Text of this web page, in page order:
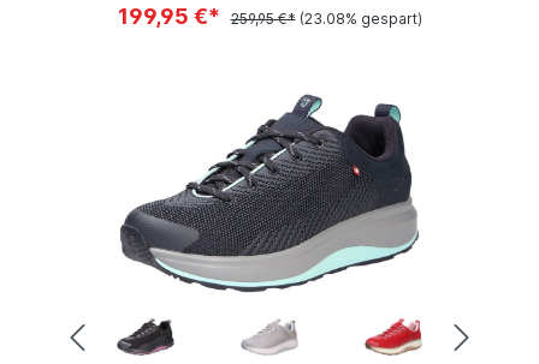
199,95 €* 259,95 €* (23.08% gespart)